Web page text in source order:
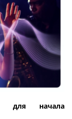
для начала